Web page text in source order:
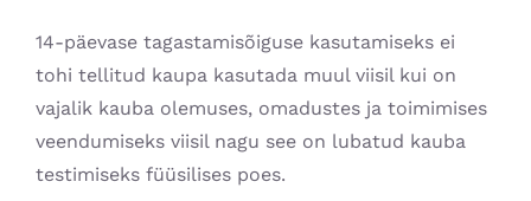
14-päevase tagastamisõiguse kasutamiseks ei
tohi tellitud kaupa kasutada muul viisil kui on
vajalik kauba olemuses, omadustes ja toimimises
veendumiseks viisil nagu see on lubatud kauba
testimiseks füüsilises poes.